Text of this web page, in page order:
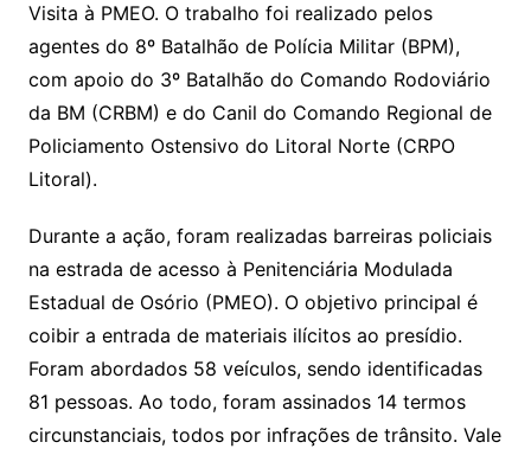
Visita à PMEO. O trabalho foi realizado pelos
agentes do 8º Batalhão de Polícia Militar (BPM),
com apoio do 3º Batalhão do Comando Rodoviário
da BM (CRBM) e do Canil do Comando Regional de
Policiamento Ostensivo do Litoral Norte (CRPO
Litoral).
Durante a ação, foram realizadas barreiras policiais
na estrada de acesso à Penitenciária Modulada
Estadual de Osório (PMEO). O objetivo principal é
coibir a entrada de materiais ilícitos ao presídio.
Foram abordados 58 veículos, sendo identificadas
81 pessoas. Ao todo, foram assinados 14 termos
circunstanciais, todos por infrações de trânsito. Vale